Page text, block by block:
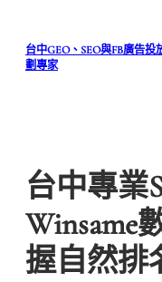
台中GEO、SEO與FB廣告投
劃專家
台中專業
Winsame
握自然排